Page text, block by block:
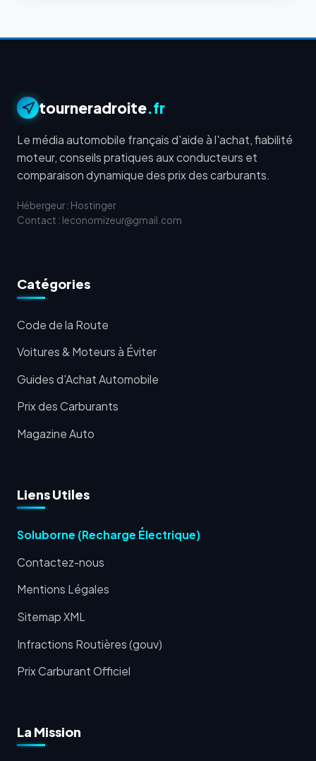
tourneradroite.fr
Le média automobile français d'aide à l'achat, fiabilité
moteur, conseils pratiques aux conducteurs et
comparaison dynamique des prix des carburants.
Hébergeur : Hostinger
Contact : leconomizeur@gmail.com
Catégories
Code de la Route
Voitures & Moteurs à Éviter
Guides d'Achat Automobile
Prix des Carburants
Magazine Auto
Liens Utiles
Soluborne (Recharge Électrique)
Contactez-nous
Mentions Légales
Sitemap XML
Infractions Routières (gouv)
Prix Carburant Officiel
La Mission